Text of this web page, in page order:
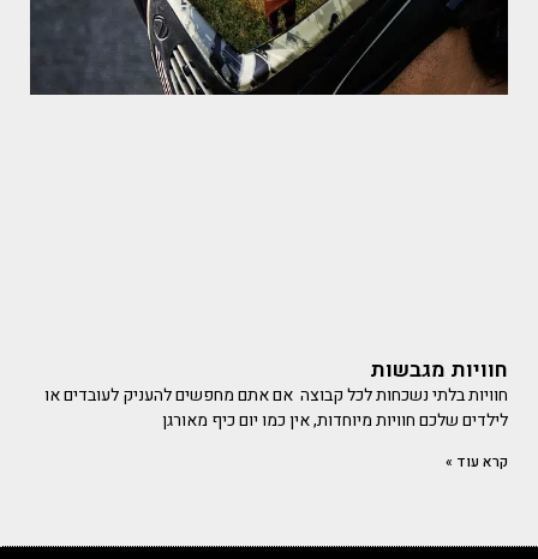
חוויות מגבשות
חוויות בלתי נשכחות לכל קבוצה אם אתם מחפשים להעניק לעובדים או
לילדים שלכם חוויות מיוחדות, אין כמו יום כיף מאורגן
קרא עוד »